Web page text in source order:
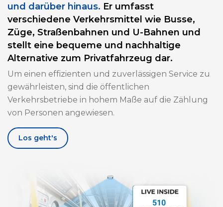
und darüber hinaus. Er umfasst
verschiedene Verkehrsmittel wie Busse,
Züge, Straßenbahnen und U-Bahnen und
stellt eine bequeme und nachhaltige
Alternative zum Privatfahrzeug dar.
Um einen effizienten und zuverlässigen Service zu
gewährleisten, sind die öffentlichen
Verkehrsbetriebe in hohem Maße auf die Zählung
von Personen angewiesen.
Los geht's